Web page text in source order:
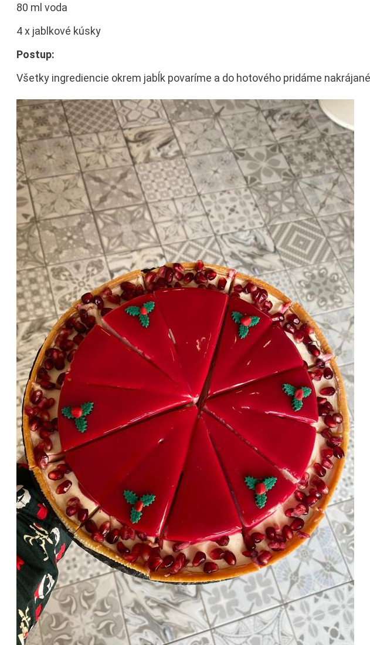
80 ml voda
4 x jablkové kúsky
Postup:
Všetky ingrediencie okrem jabĺk povaríme a do hotového pridáme